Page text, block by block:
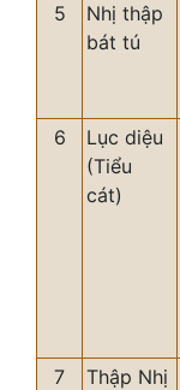
5
Nhị thập
bát tú
6
Lục diệu
(Tiểu
cát)
7
Thập Nhị